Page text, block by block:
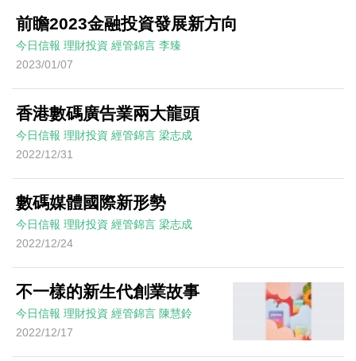
前瞻2023金融投資發展新方向
今日信報 理財投資 經管錦言 李臻
2023/01/07
香港數碼廣告業兩大龍頭
今日信報 理財投資 經管錦言 梁志成
2022/12/31
數碼媒體國際新形勢
今日信報 理財投資 經管錦言 梁志成
2022/12/24
不一樣的新生代創業故事
今日信報 理財投資 經管錦言 陳慧鈴
2022/12/17